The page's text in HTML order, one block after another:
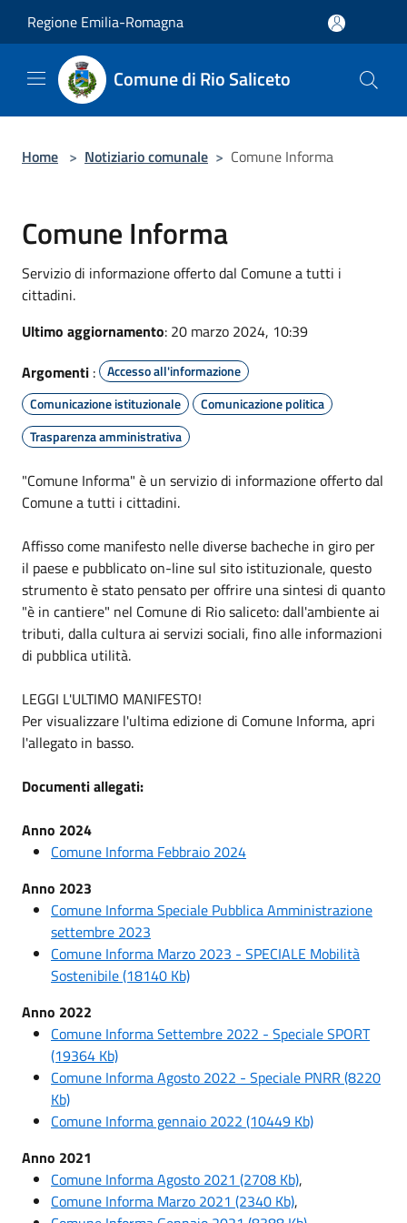
Regione Emilia-Romagna
Comune di Rio Saliceto
Home > Notiziario comunale > Comune Informa
Comune Informa
Servizio di informazione offerto dal Comune a tutti i
cittadini.
Ultimo aggiornamento: 20 marzo 2024, 10:39
Argomenti :
Accesso all'informazione
Comunicazione istituzionale
Comunicazione politica
Trasparenza amministrativa
"Comune Informa" è un servizio di informazione offerto dal
Comune a tutti i cittadini.
Affisso come manifesto nelle diverse bacheche in giro per
il paese e pubblicato on-line sul sito istituzionale, questo
strumento è stato pensato per offrire una sintesi di quanto
"è in cantiere" nel Comune di Rio saliceto: dall'ambiente ai
tributi, dalla cultura ai servizi sociali, fino alle informazioni
di pubblica utilità.
LEGGI L'ULTIMO MANIFESTO!
Per visualizzare l'ultima edizione di Comune Informa, apri
l'allegato in basso.
Documenti allegati:
Anno 2024
Comune Informa Febbraio 2024
Anno 2023
Comune Informa Speciale Pubblica Amministrazione
settembre 2023
Comune Informa Marzo 2023 - SPECIALE Mobilità
Sostenibile (18140 Kb)
Anno 2022
Comune Informa Settembre 2022 - Speciale SPORT
(19364 Kb)
Comune Informa Agosto 2022 - Speciale PNRR (8220
Kb)
Comune Informa gennaio 2022 (10449 Kb)
Anno 2021
Comune Informa Agosto 2021 (2708 Kb),
Comune Informa Marzo 2021 (2340 Kb),